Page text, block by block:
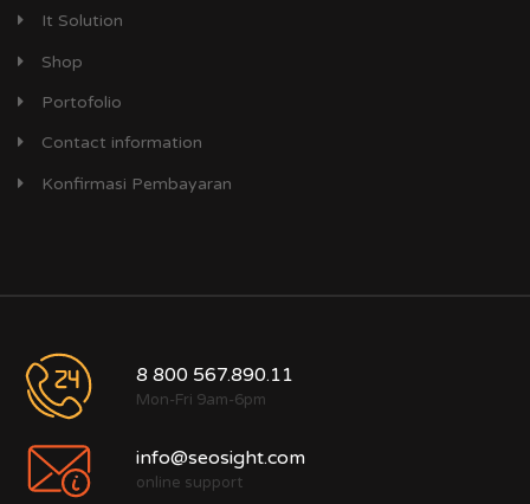
It Solution
Shop
Portofolio
Contact information
Konfirmasi Pembayaran
8 800 567.890.11
Mon-Fri 9am-6pm
info@seosight.com
online support